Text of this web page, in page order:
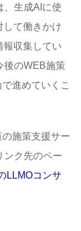
、生成AIに使
して働きかけ
報収集してい
後のWEB施策
進めていくこ
施策支援サー
ンク先のペー
LLMOコンサ